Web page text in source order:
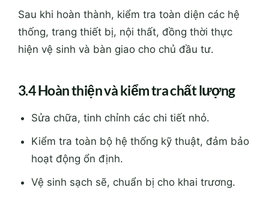
Sau khi hoàn thành, kiểm tra toàn diện các hệ
thống, trang thiết bị, nội thất, đồng thời thực
hiện vệ sinh và bàn giao cho chủ đầu tư.
3.4 Hoàn thiện và kiểm tra chất lượng
Sửa chữa, tinh chỉnh các chi tiết nhỏ.
Kiểm tra toàn bộ hệ thống kỹ thuật, đảm bảo
hoạt động ổn định.
Vệ sinh sạch sẽ, chuẩn bị cho khai trương.